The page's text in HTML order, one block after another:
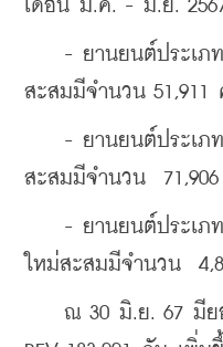
เดือน ม.ค. - มิ.ย.
- ยานยนต์ประเภทไ
สะสมมีจำนวน 51,911
- ยานยนต์ประเภทไ
สะสมมีจำนวน
- ยานยนต์ประเภทไ
ใหม่สะสมมีจำนวน
ณ 30 มิ.ย. 67 มียอ